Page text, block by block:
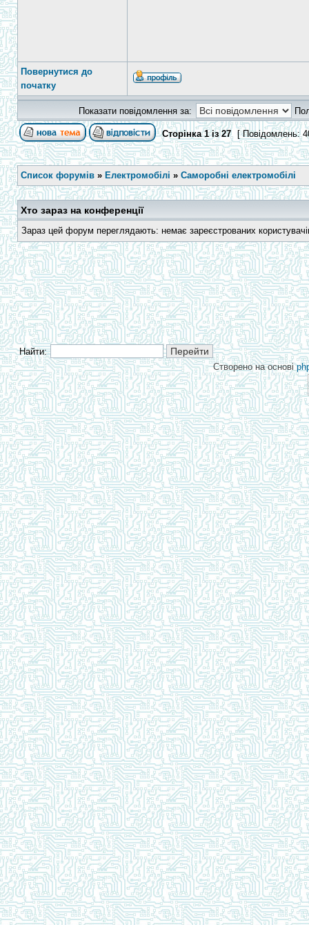
Повернутися до
початку
Показати повідомлення за:
Сторінка1із27 [ Повідомлень:
Список форумів » Електромобілі » Саморобні електромобілі
Хто зараз на конференції
Зараз цей форум переглядають: немає зареєстрованих
Найти:
Створено на основі